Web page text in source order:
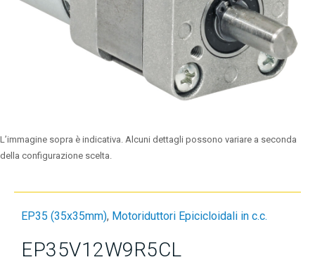
L’immagine sopra è indicativa. Alcuni dettagli possono variare a seconda
della configurazione scelta.
EP35 (35x35mm), Motoriduttori Epicicloidali in c.c.
EP35V12W9R5CL